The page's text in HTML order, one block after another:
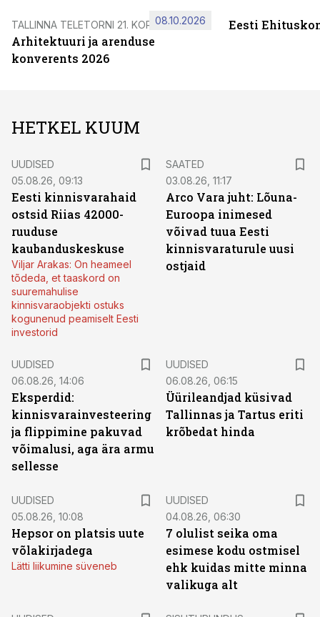
TALLINNA TELETORNI 21. KORRUSEL
Arhitektuuri ja arenduse
konverents 2026
08.10.2026 Eesti
HETKEL KUUM
UUDISED
05.08.26, 09:13
Eesti kinnisvarahaid
ostsid Riias 42000-
ruuduse
kaubanduskeskuse
Viljar Arakas: On heameel
tõdeda, et taaskord on
suuremahulise
kinnisvaraobjekti ostuks
kogunenud peamiselt Eesti
investorid
SAATED
03.08.26, 11:17
Arco Vara juht: Lõuna-
Euroopa inimesed
võivad tuua Eesti
kinnisvaraturule uusi
ostjaid
UUDISED
06.08.26, 14:06
Eksperdid:
kinnisvarainvesteering
ja flippimine pakuvad
võimalusi, aga ära armu
sellesse
UUDISED
06.08.26, 06:15
Üürileandjad küsivad
Tallinnas ja Tartus eriti
krõbedat hinda
UUDISED
05.08.26, 10:08
Hepsor on platsis uute
võlakirjadega
Lätti liikumine süveneb
UUDISED
04.08.26, 06:30
7 olulist seika oma
esimese kodu ostmisel
ehk kuidas mitte minna
valikuga alt